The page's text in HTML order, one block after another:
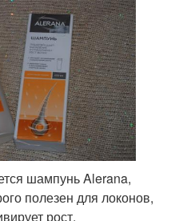
шампунь Alerana,
полезен для локонов,
рост.